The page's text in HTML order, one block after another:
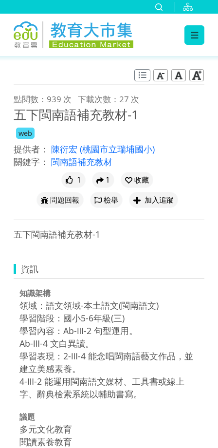
點閱數：939 次 下載次數：27 次
五下閩南語補充教材-1
web
提供者： 陳衍宏 (桃園市立瑞埔國小)
關鍵字： 閩南語補充教材
1 1
收藏
問題回報
檢舉 加入追蹤
五下閩南語補充教材-1
資訊
知識架構
領域：語文領域-本土語文(閩南語文)
學習階段：國小5-6年級(三)
學習內容：Ab-Ⅲ-2 句型運用。
Ab-Ⅲ-4 文白異讀。
學習表現：2-Ⅲ-4 能念唱閩南語藝文作品，並
建立美感素養。
4-Ⅲ-2 能運用閩南語文媒材、工具書或線上
字、辭典檢索系統以輔助書寫。
議題
多元文化教育
閱讀素養教育